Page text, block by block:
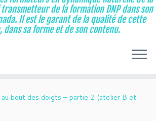
de la formation DNP dans son
Il est le garant de la qualité de cette
dans sa forme et de son contenu.
au bout des doigts – partie 2 (atelier B et